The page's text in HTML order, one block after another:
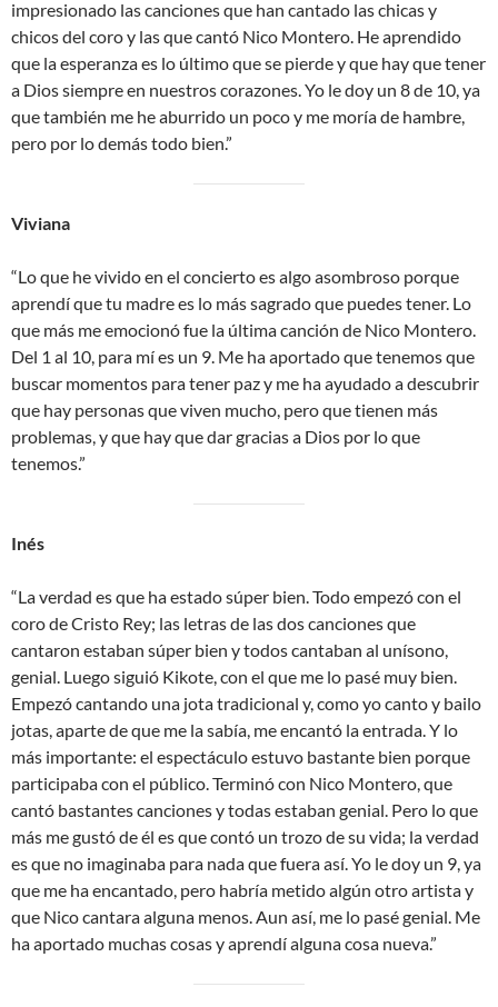
impresionado las canciones que han cantado las chicas y
chicos del coro y las que cantó Nico Montero. He aprendido
que la esperanza es lo último que se pierde y que hay que tener
a Dios siempre en nuestros corazones. Yo le doy un 8 de 10, ya
que también me he aburrido un poco y me moría de hambre,
pero por lo demás todo bien.”
Viviana
“Lo que he vivido en el concierto es algo asombroso porque
aprendí que tu madre es lo más sagrado que puedes tener. Lo
que más me emocionó fue la última canción de Nico Montero.
Del 1 al 10, para mí es un 9. Me ha aportado que tenemos que
buscar momentos para tener paz y me ha ayudado a descubrir
que hay personas que viven mucho, pero que tienen más
problemas, y que hay que dar gracias a Dios por lo que
tenemos.”
Inés
“La verdad es que ha estado súper bien. Todo empezó con el
coro de Cristo Rey; las letras de las dos canciones que
cantaron estaban súper bien y todos cantaban al unísono,
genial. Luego siguió Kikote, con el que me lo pasé muy bien.
Empezó cantando una jota tradicional y, como yo canto y bailo
jotas, aparte de que me la sabía, me encantó la entrada. Y lo
más importante: el espectáculo estuvo bastante bien porque
participaba con el público. Terminó con Nico Montero, que
cantó bastantes canciones y todas estaban genial. Pero lo que
más me gustó de él es que contó un trozo de su vida; la verdad
es que no imaginaba para nada que fuera así. Yo le doy un 9, ya
que me ha encantado, pero habría metido algún otro artista y
que Nico cantara alguna menos. Aun así, me lo pasé genial. Me
ha aportado muchas cosas y aprendí alguna cosa nueva.”